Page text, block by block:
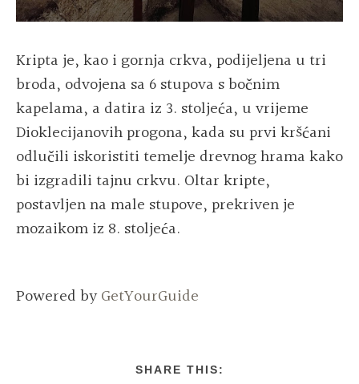
Kripta je, kao i gornja crkva, podijeljena u tri
broda, odvojena sa 6 stupova s ​​bočnim
kapelama, a datira iz 3. stoljeća, u vrijeme
Dioklecijanovih progona, kada su prvi kršćani
odlučili iskoristiti temelje drevnog hrama kako
bi izgradili tajnu crkvu. Oltar kripte,
postavljen na male stupove, prekriven je
mozaikom iz 8. stoljeća.
Powered byGetYourGuide
SHARE THIS: